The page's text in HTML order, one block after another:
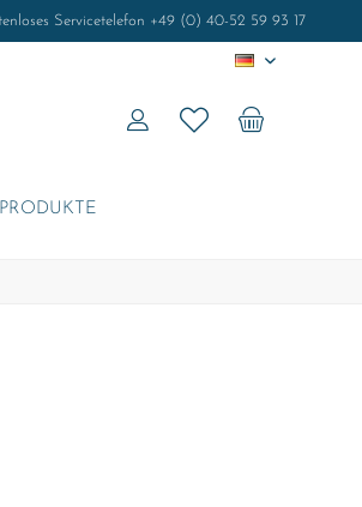
Servicetelefon +49 (0) 40-52 59 93 17
DE